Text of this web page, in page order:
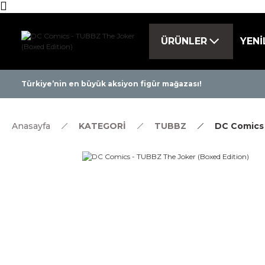
ÜRÜNLER
Türkiye’nin en büyük aksiyon figür mağazası! Tüm
Anasayfa KATEGORİ TUBBZ DC